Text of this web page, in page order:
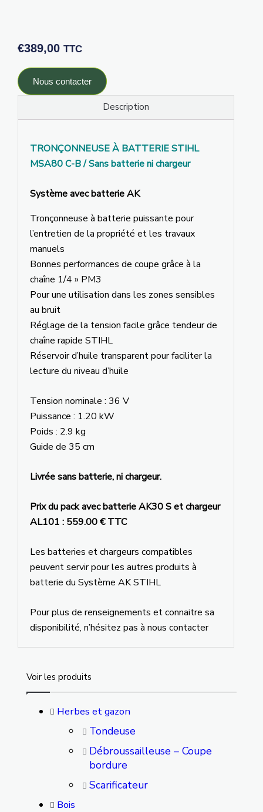
€389,00 TTC
Nous contacter
Description
TRONÇONNEUSE À BATTERIE STIHL
MSA80 C-B / Sans batterie ni chargeur
Système avec batterie AK
Tronçonneuse à batterie puissante pour
l’entretien de la propriété et les travaux
manuels
Bonnes performances de coupe grâce à la
chaîne 1/4 » PM3
Pour une utilisation dans les zones sensibles
au bruit
Réglage de la tension facile grâce tendeur de
chaîne rapide STIHL
Réservoir d’huile transparent pour faciliter la
lecture du niveau d’huile
Tension nominale : 36 V
Puissance : 1.20 kW
Poids : 2.9 kg
Guide de 35 cm
Livrée sans batterie, ni chargeur.
Prix du pack avec batterie AK30 S et chargeur
AL101 : 559.00 € TTC
Les batteries et chargeurs compatibles
peuvent servir pour les autres produits à
batterie du Système AK STIHL
Pour plus de renseignements et connaitre sa
disponibilité, n’hésitez pas à nous contacter
Voir les produits
Herbes et gazon
Tondeuse
Débroussailleuse – Coupe
bordure
Scarificateur
Bois